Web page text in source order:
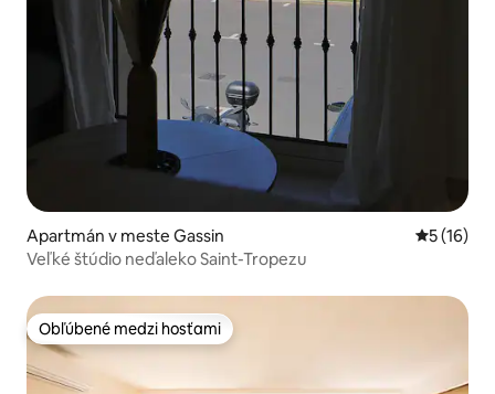
Apartmán v meste Gassin
5 (16)
Veľké štúdio neďaleko Saint-Tropezu
Obľúbené medzi hosťami
Obľúbené medzi hosťami